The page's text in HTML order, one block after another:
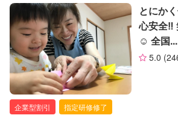
特徴 料金 レビュー
サポートの特徴
資格
企業型割引対象(
自治体届出済ベ
全国保育サービ
ビーシッター
とにか
心安全‼︎
☺︎ 全国...
5.0
企業型割引
指定研修修了